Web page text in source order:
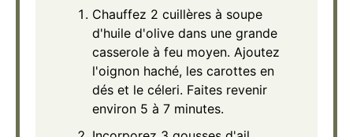
Chauffez 2 cuillères à soupe
d'huile d'olive dans une grande
casserole à feu moyen. Ajoutez
l'oignon haché, les carottes en
dés et le céleri. Faites revenir
environ 5 à 7 minutes.